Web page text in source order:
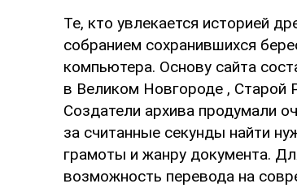
Те, кто увлекается историей
собранием сохранившихся
компьютера. Основу сайта
в Великом Новгороде , Старой
Создатели архива продумали
за считанные секунды найти
грамоты и жанру документа.
возможность перевода на